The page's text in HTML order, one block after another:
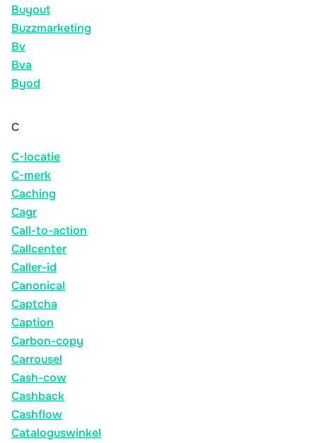
Buyout
Buzzmarketing
Bv
Bva
Byod
C
C-locatie
C-merk
Caching
Cagr
Call-to-action
Callcenter
Caller-id
Canonical
Captcha
Caption
Carbon-copy
Carrousel
Cash-cow
Cashback
Cashflow
Cataloguswinkel